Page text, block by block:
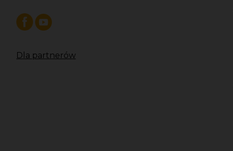
Dla partnerów